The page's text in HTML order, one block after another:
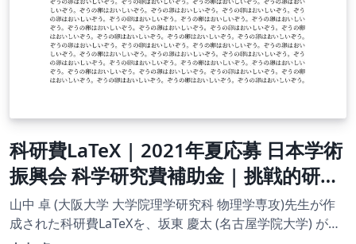
科研費LaTeX | 2021年夏応募 日本学術
振興会 科学研究費補助金 | 挑戦的研究
(開拓)概要 | 2021.08.03
山中 卓 (大阪大学 大学院理学研究科 物理学専攻)先生が作
成された科研費LaTeXを、坂東 慶太 (名古屋学院大学) が了